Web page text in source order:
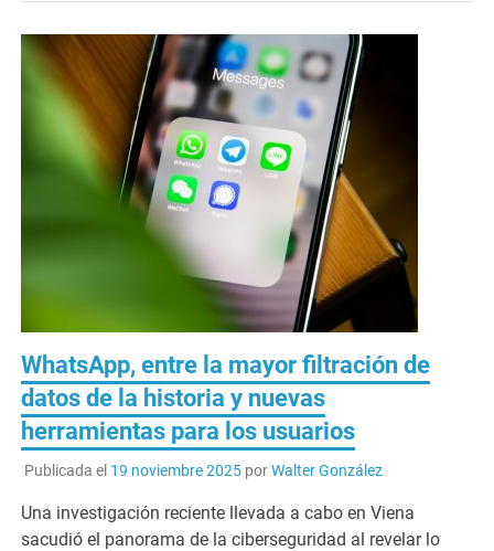
WhatsApp, entre la mayor filtración de
datos de la historia y nuevas
herramientas para los usuarios
Publicada el 19 noviembre 2025porWalter González
Una investigación reciente llevada a cabo en Viena
sacudió el panorama de la ciberseguridad al revelar lo